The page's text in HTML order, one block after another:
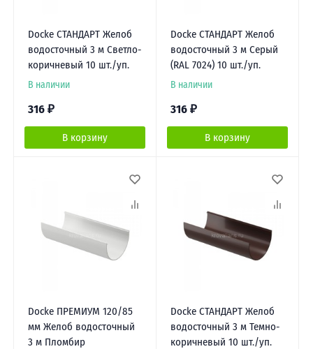
Docke СТАНДАРТ Желоб
водосточный 3 м Светло-
коричневый 10 шт./уп.
В наличии
316 ₽
В корзину
Docke СТАНДАРТ Желоб
водосточный 3 м Серый
(RAL 7024) 10 шт./уп.
В наличии
316 ₽
В корзину
Docke ПРЕМИУМ 120/85
мм Желоб водосточный
3 м Пломбир
Docke СТАНДАРТ Желоб
водосточный 3 м Темно-
коричневый 10 шт./уп.